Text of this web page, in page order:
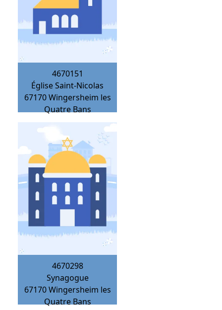
4670151
Église Saint-Nicolas
67170 Wingersheim les
Quatre Bans
4670298
Synagogue
67170 Wingersheim les
Quatre Bans